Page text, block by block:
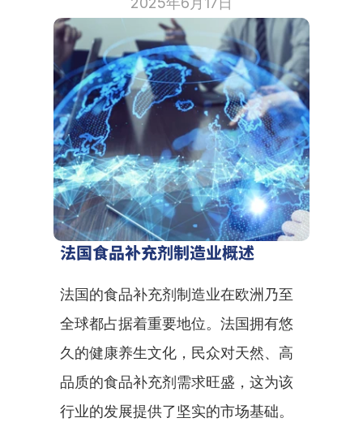
法国食品补充剂制造业概述
法国的食品补充剂制造业在欧洲乃至
全球都占据着重要地位。法国拥有悠
久的健康养生文化，民众对天然、高
品质的食品补充剂需求旺盛，这为该
行业的发展提供了坚实的市场基础。